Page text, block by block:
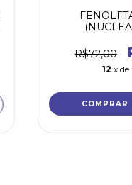
R$72,00
12 x de